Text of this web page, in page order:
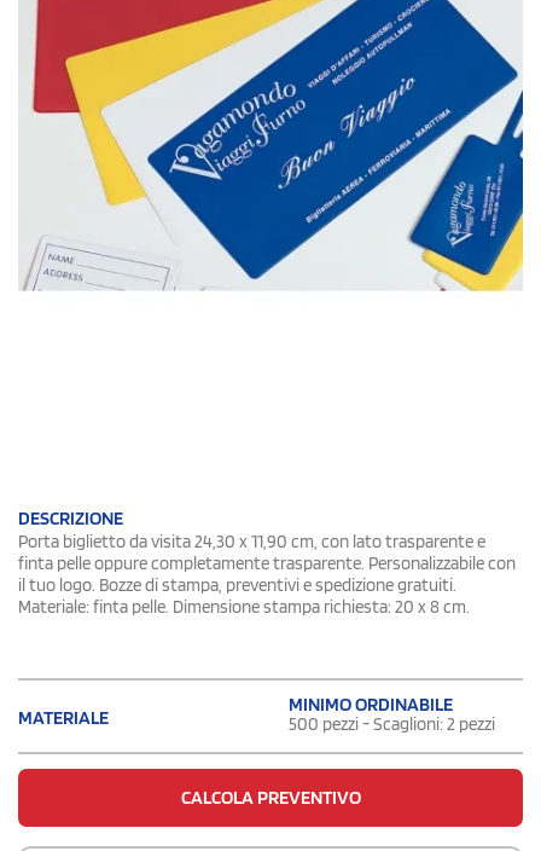
DESCRIZIONE
Porta biglietto da visita 24,30 x 11,90 cm, con lato trasparente e
finta pelle oppure completamente trasparente. Personalizzabile con
il tuo logo. Bozze di stampa, preventivi e spedizione gratuiti.
Materiale: finta pelle. Dimensione stampa richiesta: 20 x 8 cm.
MATERIALE
MINIMO ORDINABILE
500 pezzi - Scaglioni: 2 pezzi
CALCOLA PREVENTIVO